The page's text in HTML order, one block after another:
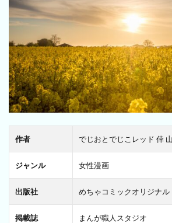
作者 でじおとでじこレッド 倖
ジャンル 女性漫画
出版社 めちゃコミックオリジナル
掲載誌 まんが職人スタジオ